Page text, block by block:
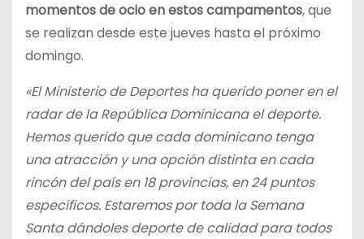
momentos de ocio en estos campamentos, que
se realizan desde este jueves hasta el próximo
domingo.
«El Ministerio de Deportes ha querido poner en el
radar de la República Dominicana el deporte.
Hemos querido que cada dominicano tenga
una atracción y una opción distinta en cada
rincón del país en 18 provincias, en 24 puntos
específicos. Estaremos por toda la Semana
Santa dándoles deporte de calidad para todos